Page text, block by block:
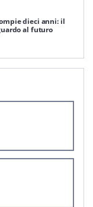
dieci anni: il
al futuro